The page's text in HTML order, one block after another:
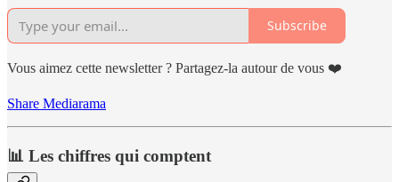
Subscribe
Vous aimez cette newsletter ? Partagez-la autour de vous ❤️
Share Mediarama
📊 Les chiffres qui comptent